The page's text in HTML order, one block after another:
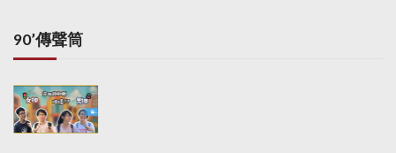
a
t
i
o
n
90’傳聲筒